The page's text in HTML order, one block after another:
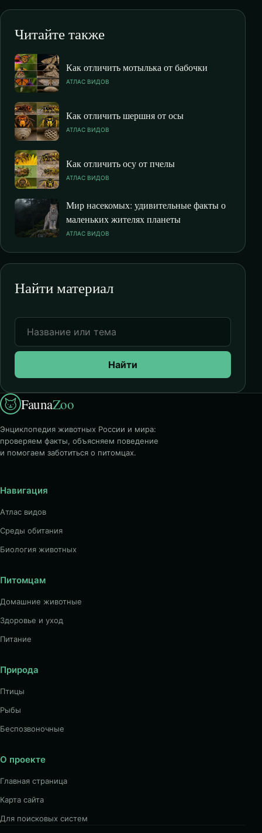
Читайте также
Как отличить мотылька от бабочки
АТЛАС ВИДОВ
Как отличить шершня от осы
АТЛАС ВИДОВ
Как отличить осу от пчелы
АТЛАС ВИДОВ
Мир насекомых: удивительные факты о
маленьких жителях планеты
АТЛАС ВИДОВ
Найти материал
Найти
FaunaZoo
Энциклопедия животных России и мира:
проверяем факты, объясняем поведение
и помогаем заботиться о питомцах.
Навигация
Атлас видов
Среды обитания
Биология животных
Питомцам
Домашние животные
Здоровье и уход
Питание
Природа
Птицы
Рыбы
Беспозвоночные
О проекте
Главная страница
Карта сайта
Для поисковых систем